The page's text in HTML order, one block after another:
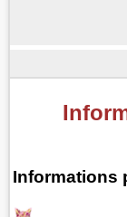
Informations